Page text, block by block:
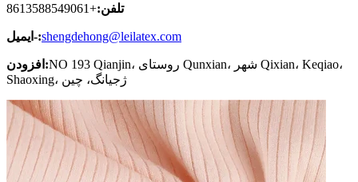
تلفن:+8613588549061
ایمیل-:shengdehong@leilatex.com
افزودن:NO 193 Qianjin، روستای Qunxian، شهر Qixian، Keqiao،
Shaoxing، ژجیانگ، چین